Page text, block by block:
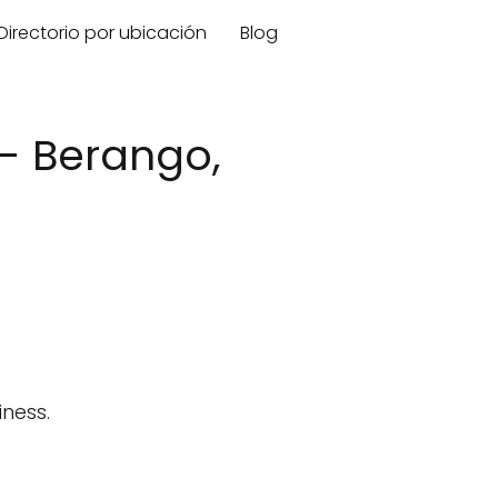
por ubicación Blog
- Berango,